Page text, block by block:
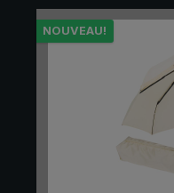
dotée d'une
complète le design
parapluie de ville
ceux qui attachent
matériaux de haute
NOUVEAU!